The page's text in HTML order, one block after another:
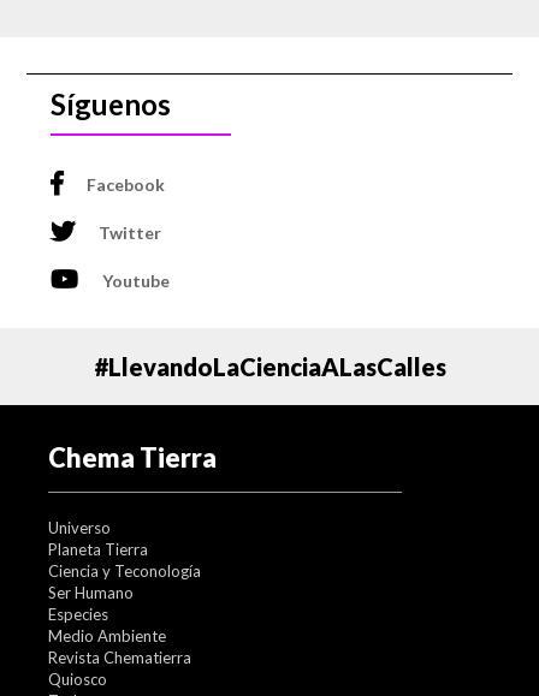
Síguenos
Facebook
Twitter
Youtube
#LlevandoLaCienciaALasCalles
Chema Tierra
Universo
Planeta Tierra
Ciencia y Teconología
Ser Humano
Especies
Medio Ambiente
Revista Chematierra
Quiosco